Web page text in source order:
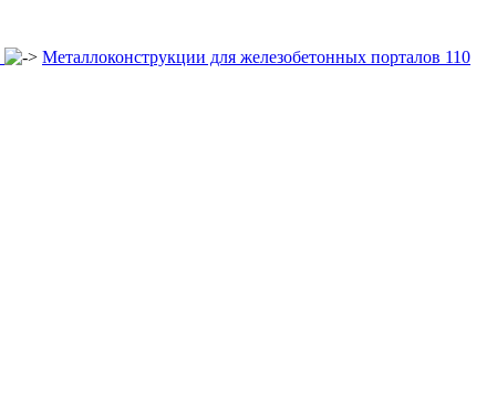
Металлоконструкции для железобетонных порталов 110